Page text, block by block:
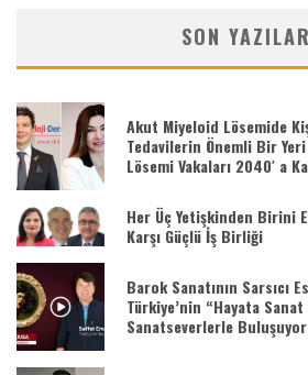
SON YAZILAR
Akut Miyeloid Lösemide
Tedavilerin Önemli Bir
Lösemi Vakaları 2040′ a
Her Üç Yetişkinden Birini
Karşı Güçlü İş Birliği
Barok Sanatının Sarsıcı
Türkiye’nin “Hayata
Sanatseverlerle Buluşuyor